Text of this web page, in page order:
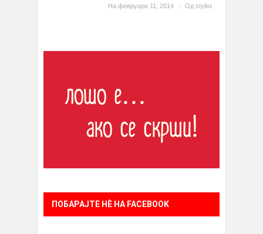
На февруари 11, 2014 / Од stylist
ПОБАРАЈТЕ НÈ НА FACEBOOK